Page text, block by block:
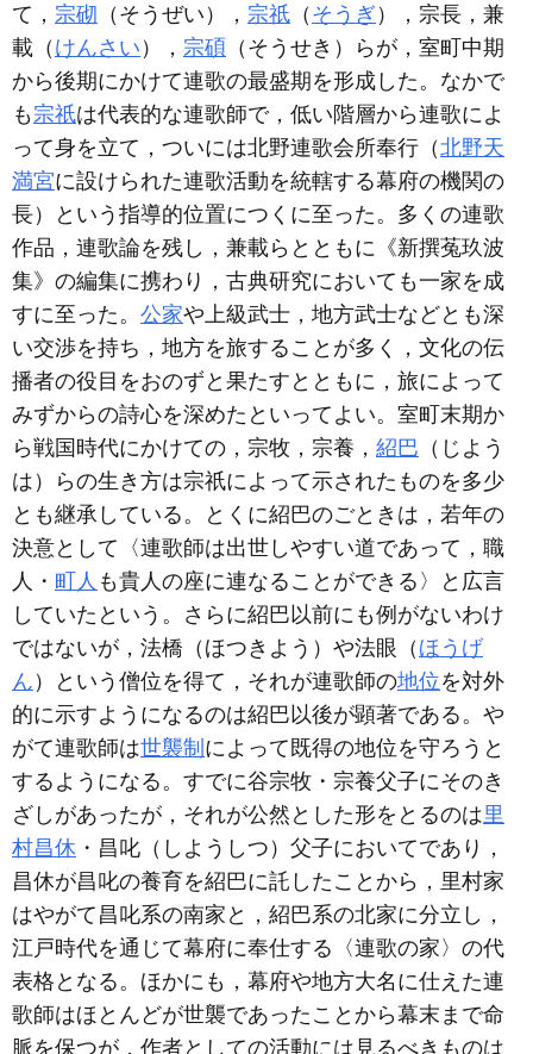
て， 宗砌 （そうぜい）， 宗祇 （ そうぎ ），宗長，兼
載（ けんさい ）， 宗碩 （そうせき）らが，室町中期
から後期にかけて連歌の最盛期を形成した。なかで
も宗祇は代表的な連歌師で，低い階層から連歌によ
って身を立て，ついには北野連歌会所奉行（北野天
満宮に設けられた連歌活動を統轄する幕府の機関の
長）という指導的位置につくに至った。多くの連歌
作品，連歌論を残し，兼載らとともに《新撰菟玖波
集》の編集に携わり，古典研究においても一家を成
すに至った。 公家や上級武士，地方武士などとも深
い交渉を持ち，地方を旅することが多く，文化の伝
播者の役目をおのずと果たすとともに，旅によって
みずからの詩心を深めたといってよい。室町末期か
ら戦国時代にかけての，宗牧，宗養， 紹巴 （じよう
は）らの生き方は宗祇によって示されたものを多少
とも継承している。とくに紹巴のごときは，若年の
決意として〈連歌師は出世しやすい道であって，職
人・ 町人 も貴人の座に連なることができる〉と広言
していたという。さらに紹巴以前にも例がないわけ
ではないが，法橋（ほつきよう）や法眼（ ほうげ
ん ）という僧位を得て，それが連歌師の地位を対外
的に示すようになるのは紹巴以後が顕著である。や
がて連歌師は世襲制 によって既得の地位を守ろうと
するようになる。すでに谷宗牧・宗養父子にそのき
ざしがあったが，それが公然とした形をとるのは里
村昌休 ・昌叱（しようしつ）父子においてであり，
昌休が昌叱の養育を紹巴に託したことから，里村家
はやがて昌叱系の南家と，紹巴系の北家に分立し，
江戸時代を通じて幕府に奉仕する〈連歌の家〉の代
表格となる。ほかにも，幕府や地方大名に仕えた連
歌師はほとんどが世襲であったことから幕末まで命
脈を保つが，作者としての活動には見るべきものは